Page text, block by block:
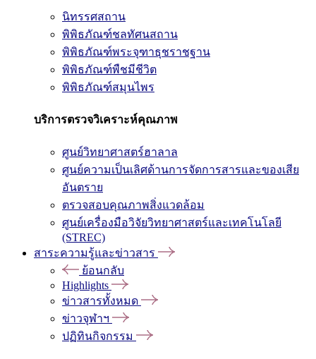
นิทรรศสถาน
พิพิธภัณฑ์ชลทัศนสถาน
พิพิธภัณฑ์พระจุฑาธุชราชฐาน
พิพิธภัณฑ์พืชมีชีวิต
พิพิธภัณฑ์สมุนไพร
บริการตรวจวิเคราะห์คุณภาพ
ศูนย์วิทยาศาสตร์ฮาลาล
ศูนย์ความเป็นเลิศด้านการจัดการสารและของเสีย
อันตราย
ตรวจสอบคุณภาพสิ่งแวดล้อม
ศูนย์เครื่องมือวิจัยวิทยาศาสตร์และเทคโนโลยี
(STREC)
สาระความรู้และข่าวสาร
ย้อนกลับ
Highlights
ข่าวสารทั้งหมด
ข่าวจุฬาฯ
ปฏิทินกิจกรรม